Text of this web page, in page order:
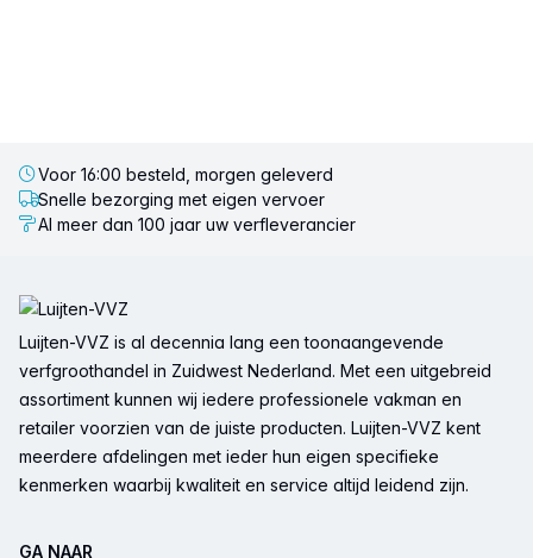
Voor 16:00 besteld, morgen geleverd
Snelle bezorging met eigen vervoer
Al meer dan 100 jaar uw verfleverancier
Luijten-VVZ is al decennia lang een toonaangevende
verfgroothandel in Zuidwest Nederland. Met een uitgebreid
assortiment kunnen wij iedere professionele vakman en
retailer voorzien van de juiste producten. Luijten-VVZ kent
meerdere afdelingen met ieder hun eigen specifieke
kenmerken waarbij kwaliteit en service altijd leidend zijn.
GA NAAR